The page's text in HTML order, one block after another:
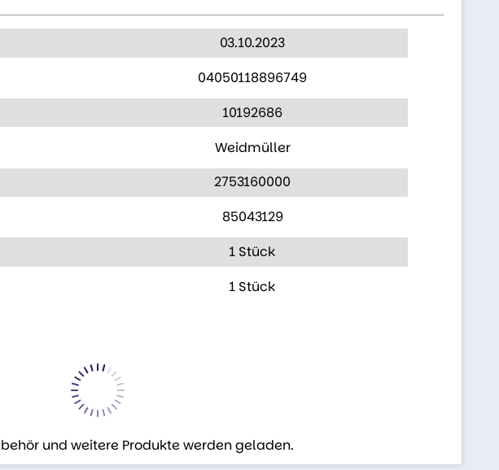
03.10.2023
04050118896749
10192686
Weidmüller
2753160000
85043129
1 Stück
1 Stück
und weitere Produkte werden geladen.